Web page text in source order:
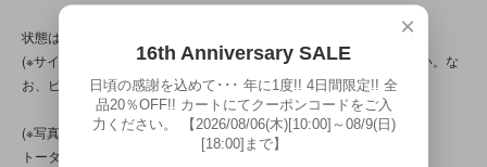
状態は、9枚の写真と併せてご確認ください。
(※サイズは写真9枚目のサイズ検証用参照画像も併せてご確認ください。な
お、ピーターペッツのサイズは縦11.6cmです。)
(※写真は、光の当たり方によって見え方が変わる為、
トータル的に判断頂けると幸いです。
×
16th Anniversary SALE
日頃の感謝を込めて･･･ 年に1度!! 4日間限定!! 全
品20％OFF!! カートにてクーポンコードをご入
力ください。 【2026/08/06(木)[10:00]～08/9(日)
[18:00]まで】